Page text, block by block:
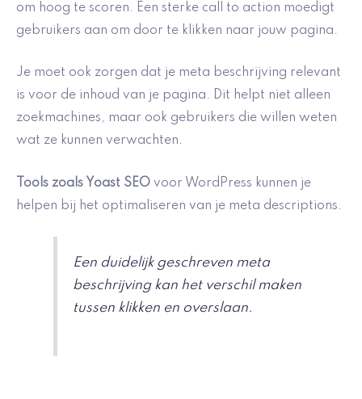
om hoog te scoren. Een sterke call to action moedigt
gebruikers aan om door te klikken naar jouw pagina.
Je moet ook zorgen dat je meta beschrijving relevant
is voor de inhoud van je pagina. Dit helpt niet alleen
zoekmachines, maar ook gebruikers die willen weten
wat ze kunnen verwachten.
Tools zoals Yoast SEO voor WordPress kunnen je
helpen bij het optimaliseren van je meta descriptions.
Een duidelijk geschreven meta
beschrijving kan het verschil maken
tussen klikken en overslaan.